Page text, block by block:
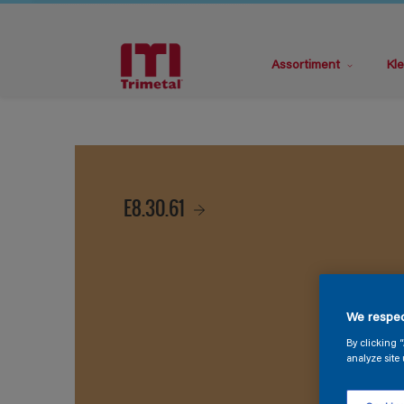
Assortiment
E8.30.61
We
By clicking
analyze site